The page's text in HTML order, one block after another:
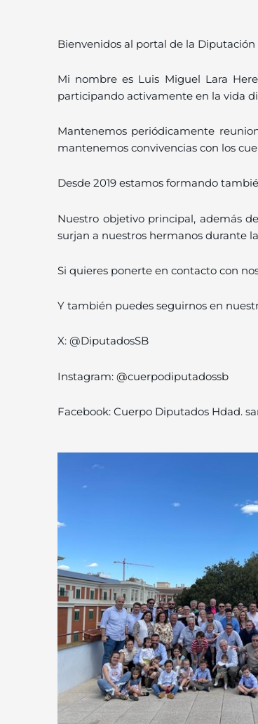
Bienvenidos al portal de la Diputación
Mi nombre es Luis Miguel Lara
participando activamente en la vida
Mantenemos periódicamente
mantenemos convivencias con los
Desde 2019 estamos formando
Nuestro objetivo principal, además
surjan a nuestros hermanos durante
Si quieres ponerte en contacto con
Y también puedes seguirnos en
X: @DiputadosSB
Instagram: @cuerpodiputadossb
Facebook: Cuerpo Diputados Hdad.